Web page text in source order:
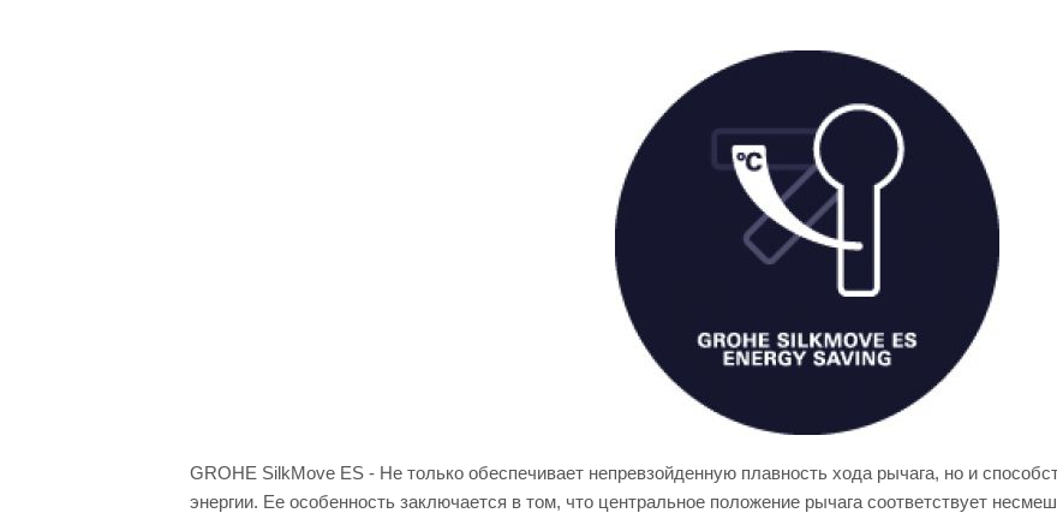
GROHE SilkMove ES - Не только обеспечивает непревзойденную плавность хода рычага, но и
энергии. Ее особенность заключается в том, что центральное положение рычага соответствует